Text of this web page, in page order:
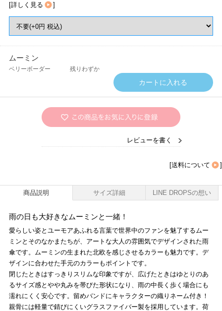
[詳しく見る ]
ムーミン
ベリーボーダー 残りわずか
レビューを書く
[送料について ]
商品説明 サイズ詳細 LINE DROPSの想い
雨の日も大好きなムーミンと一緒！
愛らしい姿とユーモアあふれる言葉で世界中のファンを魅了するムー
ミンとそのなかまたちが、アートな大人の雰囲気でデザインされた雨
傘です。ムーミンの生まれた北欧を感じさせるカラーも魅力です。デ
ザインに合わせた手元のカラーもポイントです。
閉じたときはすっきりスリムな印象ですが、広げたときはゆとりのあ
るサイズ感とやや丸みを帯びた形状になり、雨の中長く歩く場合にも
濡れにくく安心です。留めバンドにキャラクターの織りネーム付き！
親骨には軽量で錆びにくいグラスファイバー製を採用しています。荷